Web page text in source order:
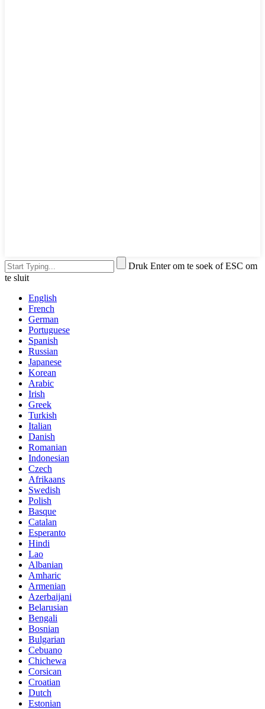
Druk Enter om te soek of ESC om
te sluit
English
French
German
Portuguese
Spanish
Russian
Japanese
Korean
Arabic
Irish
Greek
Turkish
Italian
Danish
Romanian
Indonesian
Czech
Afrikaans
Swedish
Polish
Basque
Catalan
Esperanto
Hindi
Lao
Albanian
Amharic
Armenian
Azerbaijani
Belarusian
Bengali
Bosnian
Bulgarian
Cebuano
Chichewa
Corsican
Croatian
Dutch
Estonian